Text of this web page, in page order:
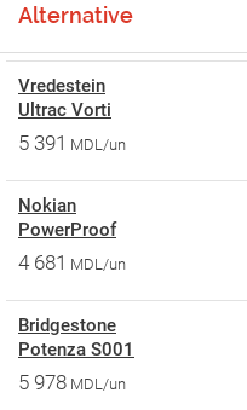
Alternative
Vredestein
Ultrac Vorti
5 391 MDL/un
Nokian
PowerProof
4 681 MDL/un
Bridgestone
Potenza S001
5 978 MDL/un